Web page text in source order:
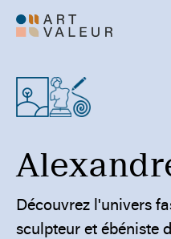
Découvrez l'univers
sculpteur et ébéniste